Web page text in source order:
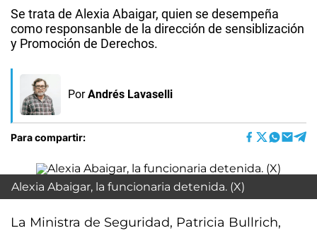
Se trata de Alexia Abaigar, quien se desempeña
como responsanble de la dirección de sensiblización
y Promoción de Derechos.
Por Andrés Lavaselli
Para compartir:
Alexia Abaigar, la funcionaria detenida. (X)
La Ministra de Seguridad, Patricia Bullrich,